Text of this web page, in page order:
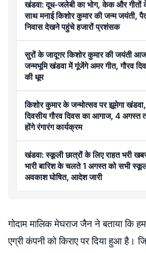
खंडवा: दूध-जलेबी का भोग, केक और गीतों
साथ मनाई किशोर कुमार की जन्म जयंती,
निवास देखने पहुंचे हजारों प्रशंसक
सुरों के जादूगर किशोर कुमार की जयंती
जन्मभूमि खंडवा में गूंजेंगे अमर गीत, गौरव
की धूम
किशोर कुमार के जन्मोत्सव पर झूमेगा
दिवसीय गौरव दिवस का आगाज, 4 अगस्त
होंगे रंगारंग कार्यक्रम
खंडवा: स्कूली छात्रों के लिए राहत भरी
भारी बारिश के चलते 1 अगस्त को सभी
अवकाश घोषित, आदेश जारी
गोदाम मालिक मेघराज जैन ने बताया कि
एग्री कंपनी को किराए पर दिया हुआ है।